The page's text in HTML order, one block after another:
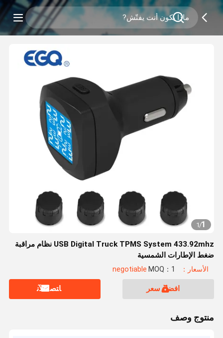
1
/
1
USB Digital Truck TPMS System 433.92mhz نظام مراقبة
ضغط الإطارات الشمسية
الأسعار：negotiable MOQ：1
افضل سعر ﺎﺘﺼﻟ ﺍﻶﻧ
منتوج وصف